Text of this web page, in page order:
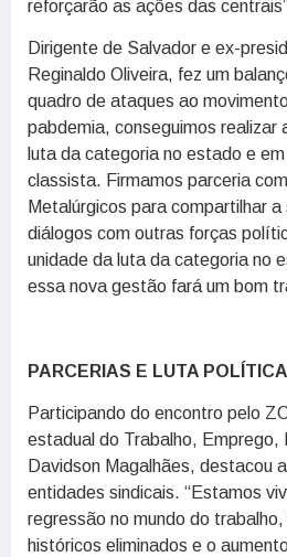
reforçarão as ações das
Dirigente de Salvador e ex-
Reginaldo Oliveira, fez um
quadro de ataques ao
pabdemia, conseguimos realizar
luta da categoria no estado e
classista. Firmamos parceria
Metalúrgicos para compartilhar
diálogos com outras forças
unidade da luta da categoria no
essa nova gestão fará um bom
PARCERIAS E LUTA POLÍTICA
Participando do encontro pelo
estadual do Trabalho, Emprego,
Davidson Magalhães, destacou
entidades sindicais. “Estamos
regressão no mundo do
históricos eliminados e o